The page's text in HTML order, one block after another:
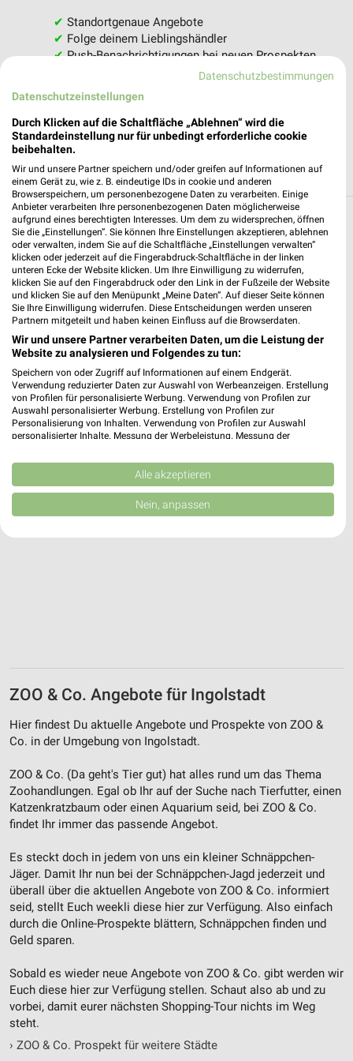
✔ Standortgenaue Angebote
✔ Folge deinem Lieblingshändler
✔Push-Benachrichtigungen bei neuen Prospekten
Einkaufsliste - Einkauf stressfrei planen
Weitere ZOO & Co. Geschäfte mit
Angeboten in und um Ingolstadt
1 Ergebnisse Ort mit Angeboten
ZOO & Co. Angebote in Regensburg
Regensburg, Deutschland
402,38 km
ZOO & Co. Angebote für Ingolstadt
Hier findest Du aktuelle Angebote und Prospekte von ZOO &
Co. in der Umgebung von Ingolstadt.
ZOO & Co. (Da geht's Tier gut) hat alles rund um das Thema
Zoohandlungen. Egal ob Ihr auf der Suche nach Tierfutter, einen
Katzenkratzbaum oder einen Aquarium seid, bei ZOO & Co.
findet Ihr immer das passende Angebot.
Es steckt doch in jedem von uns ein kleiner Schnäppchen-
Jäger. Damit Ihr nun bei der Schnäppchen-Jagd jederzeit und
überall über die aktuellen Angebote von ZOO & Co. informiert
seid, stellt Euch weekli diese hier zur Verfügung. Also einfach
durch die Online-Prospekte blättern, Schnäppchen finden und
Geld sparen.
Sobald es wieder neue Angebote von ZOO & Co. gibt werden wir
Euch diese hier zur Verfügung stellen. Schaut also ab und zu
vorbei, damit eurer nächsten Shopping-Tour nichts im Weg
steht.
› ZOO & Co. Prospekt für weitere Städte
Datenschutzbestimmungen
Datenschutzeinstellungen
Durch Klicken auf die Schaltfläche „Ablehnen“ wird die
Standardeinstellung nur für unbedingt erforderliche cookie
beibehalten.
Wir und unsere Partner speichern und/oder greifen auf Informationen auf
einem Gerät zu, wie z. B. eindeutige IDs in cookie und anderen
Browserspeichern, um personenbezogene Daten zu verarbeiten. Einige
Anbieter verarbeiten Ihre personenbezogenen Daten möglicherweise
aufgrund eines berechtigten Interesses. Um dem zu widersprechen, öffnen
Sie die „Einstellungen“. Sie können Ihre Einstellungen akzeptieren, ablehnen
oder verwalten, indem Sie auf die Schaltfläche „Einstellungen verwalten“
klicken oder jederzeit auf die Fingerabdruck-Schaltfläche in der linken
unteren Ecke der Website klicken. Um Ihre Einwilligung zu widerrufen,
klicken Sie auf den Fingerabdruck oder den Link in der Fußzeile der Website
und klicken Sie auf den Menüpunkt „Meine Daten“. Auf dieser Seite können
Sie Ihre Einwilligung widerrufen. Diese Entscheidungen werden unseren
Partnern mitgeteilt und haben keinen Einfluss auf die Browserdaten.
Wir und unsere Partner verarbeiten Daten, um die Leistung der
Website zu analysieren und Folgendes zu tun:
Speichern von oder Zugriff auf Informationen auf einem Endgerät.
Verwendung reduzierter Daten zur Auswahl von Werbeanzeigen. Erstellung
von Profilen für personalisierte Werbung. Verwendung von Profilen zur
Auswahl personalisierter Werbung. Erstellung von Profilen zur
Personalisierung von Inhalten. Verwendung von Profilen zur Auswahl
personalisierter Inhalte. Messung der Werbeleistung. Messung der
Kombinationen von Daten aus verschiedenen Quellen. Entwicklung und
Verbesserung der Angebote. Verwendung reduzierter Daten zur Auswahl
von Inhalten.
Daten können außerhalb der Europäischen Union weitergegeben und in die
USA gesendet werden.
Website/App.
Erstellung von Profilen für personalisierte
Werbung
personalisierter Werbung
Erstellung von Profilen zur Personalisierung
von Inhalten
Verwendung von Profilen zur Auswahl
personalisierter Inhalte
Messung der Werbeleistung
Messung der Performance von Inhalten
Analyse von Zielgruppen durch Statistiken oder
Kombinationen von Daten aus verschiedenen
Quellen
Entwicklung und Verbesserung der Angebote
Alle akzeptieren
Nein, anpassen